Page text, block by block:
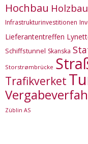
Hochbau Holzbau
Infrastrukturinvestitionen
Lieferantentreffen
Schiffstunnel Skanska
Storstrømbrücke
Trafikverket
Züblin AS